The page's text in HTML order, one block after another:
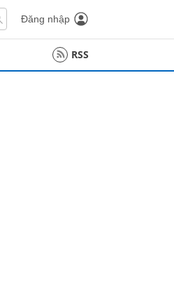
Đăng nhập
RSS